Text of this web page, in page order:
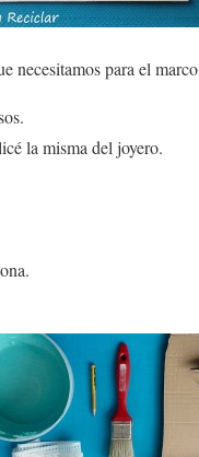
necesitamos para elmarco
la misma del joyero.